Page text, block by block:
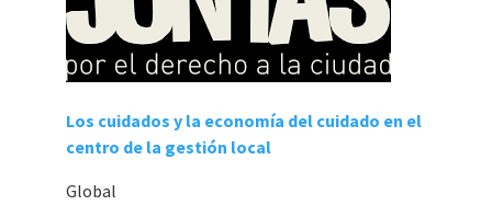
Los cuidados y la economía del cuidado en el
centro de la gestión local
Global